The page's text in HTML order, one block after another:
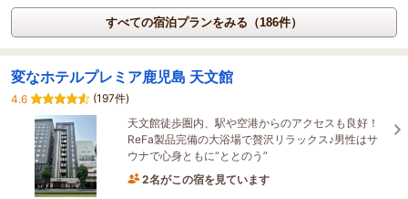
すべての宿泊プランをみる（186件）
変なホテルプレミア鹿児島 天文館
4.6
(197件)
天文館徒歩圏内、駅や空港からのアクセスも良好！
ReFa製品完備の大浴場で贅沢リラックス♪男性はサ
ウナで心身ともに“ととのう”
2名がこの宿を見ています